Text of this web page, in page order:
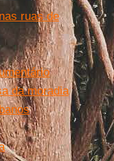
ruas de
da moradia